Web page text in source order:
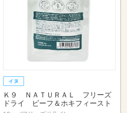
Ｋ９ ＮＡＴＵＲＡＬ フリーズ
ドライ ビーフ＆ホキフィースト